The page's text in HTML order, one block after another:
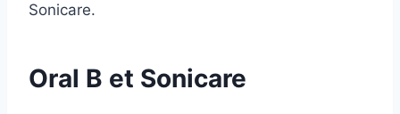
Sonicare.
Oral B et Sonicare